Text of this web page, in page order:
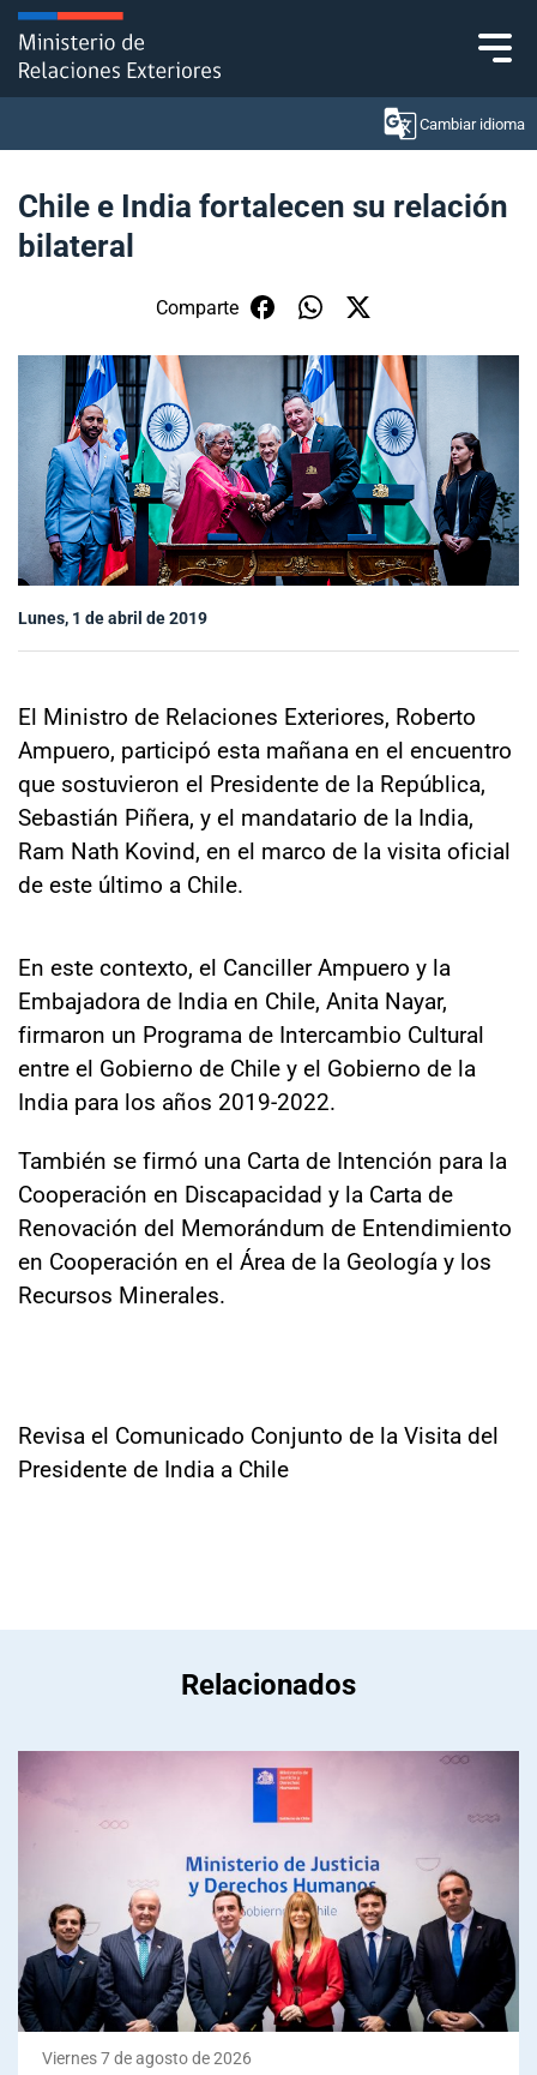
Click acá para ir directamente al contenido
Cambiar idioma
Ministerio
Política Exterior
Embajadas y consulados
Servicios ciudadanos
Subsecretaría de Relaciones Económicas
Internacionales
Sala de prensa
Chile e India fortalecen su relación
bilateral
Comparte
Lunes, 1 de abril de 2019
El Ministro de Relaciones Exteriores, Roberto
Ampuero, participó esta mañana en el encuentro
que sostuvieron el Presidente de la República,
Sebastián Piñera, y el mandatario de la India,
Ram Nath Kovind, en el marco de la visita oficial
de este último a Chile.
En este contexto, el Canciller Ampuero y la
Embajadora de India en Chile, Anita Nayar,
firmaron un Programa de Intercambio Cultural
entre el Gobierno de Chile y el Gobierno de la
India para los años 2019-2022.
También se firmó una Carta de Intención para la
Cooperación en Discapacidad y la Carta de
Renovación del Memorándum de Entendimiento
en Cooperación en el Área de la Geología y los
Recursos Minerales.
Revisa el Comunicado Conjunto de la Visita del
Presidente de India a Chile
Relacionados
Viernes 7 de agosto de 2026